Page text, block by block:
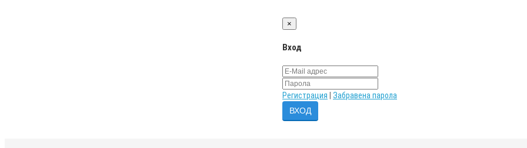
×
Вход
Регистрация Забравена парола